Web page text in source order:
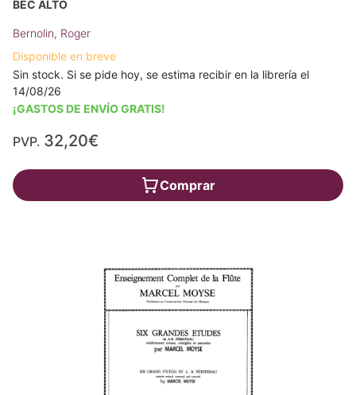
BEC ALTO
Bernolin, Roger
Disponible en breve
Sin stock. Si se pide hoy, se estima recibir en la librería el
14/08/26
¡GASTOS DE ENVÍO GRATIS!
PVP. 32,20€
Comprar